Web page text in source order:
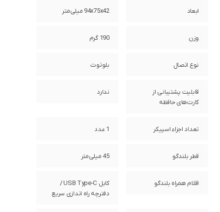
ابعاد 94x75x42 میلی‌متر
وزن 190 گرم
نوع اتصال بلوتوث
قابلیت پشتیبانی از
کارت‌های حافظه
ندارد
تعداد اجزاء اسپیکر 1 عدد
قطر بلندگو 45 میلی‌متر
اقلام همراه بلندگو
کابل USB Type-C /
دفترچه راه اندازی سریع